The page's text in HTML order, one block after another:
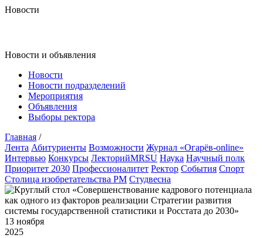
Новости
Новости и объявления
Новости
Новости подразделений
Мероприятия
Объявления
Выборы ректора
Главная /
Лента Абитуриенты Возможности Журнал «Огарёв-online»
Интервью Конкурсы ЛекторийMRSU Наука Научный полк
Приоритет 2030 Профессионалитет Ректор События Спорт
Столица изобретательства РМ Студвесна
13 ноября
2025